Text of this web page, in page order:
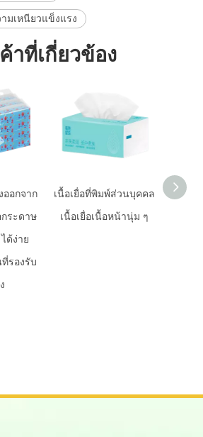
มเหนียวแข็งแรง
าที่เกี่ยวข้อง
ออกจาก
ระดาษ
ด้ง่าย
รองรับ
เนื้อเยื่อที่พิมพ์ส่วนบุคคล
เนื้อเยื่อเนื้อหน้านุ่ม ๆ
เนื้อ